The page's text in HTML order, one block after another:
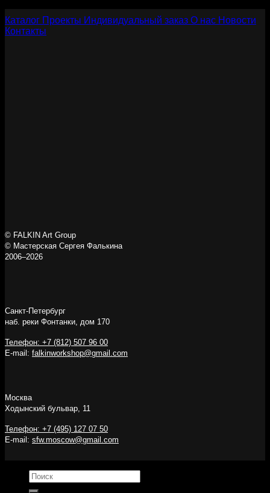
Каталог Проекты Индивидуальный заказ О нас Новости
Контакты
© FALKIN Art Group
© Мастерская Сергея Фалькина
2006–2026
Санкт-Петербург
наб. реки Фонтанки, дом 170
Телефон: +7 (812) 507 96 00
E-mail: falkinworkshop@gmail.com
Москва
Ходынский бульвар, 11
Телефон: +7 (495) 127 07 50
E-mail: sfw.moscow@gmail.com
Искать: